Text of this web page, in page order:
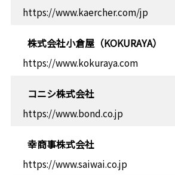
https://www.kaercher.com/jp
株式会社小倉屋（KOKURAYA）
https://www.kokuraya.com
コニシ株式会社
https://www.bond.co.jp
幸商事株式会社
https://www.saiwai.co.jp